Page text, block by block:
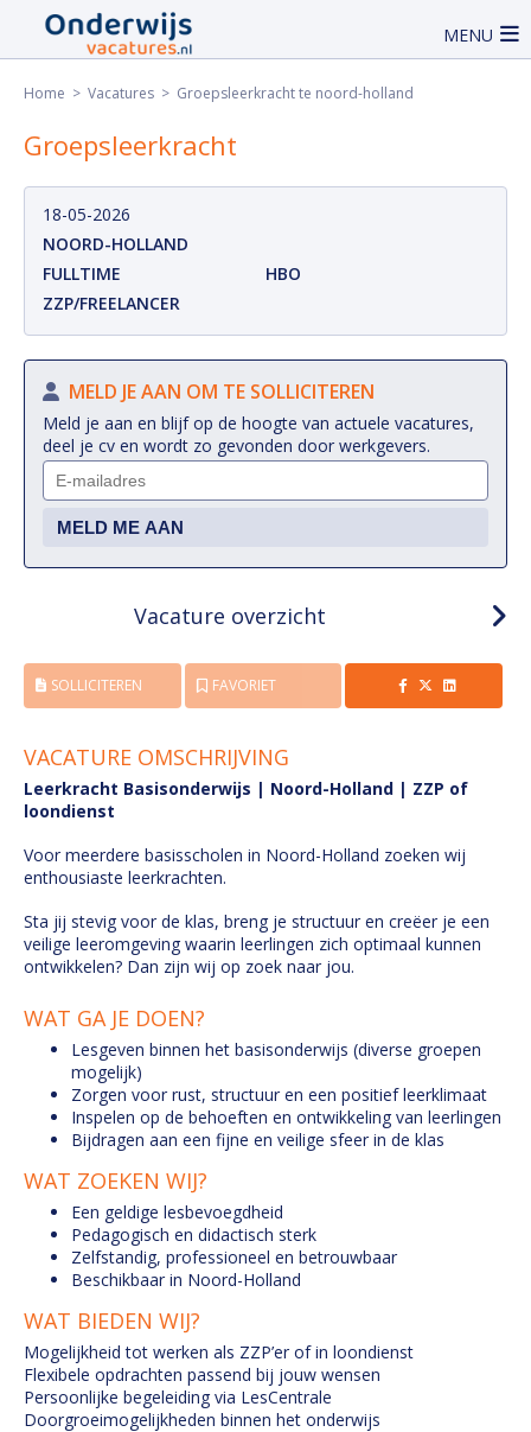
MENU
Home > Vacatures > Groepsleerkracht te noord-holland
Groepsleerkracht
18-05-2026
NOORD-HOLLAND
FULLTIME
HBO
ZZP/FREELANCER
MELD JE AAN OM TE SOLLICITEREN
Meld je aan en blijf op de hoogte van actuele vacatures,
deel je cv en wordt zo gevonden door werkgevers.
Vacature overzicht
SOLLICITEREN FAVORIET
VACATURE OMSCHRIJVING
Leerkracht Basisonderwijs | Noord-Holland | ZZP of
loondienst
Voor meerdere basisscholen in Noord-Holland zoeken wij
enthousiaste leerkrachten.
Sta jij stevig voor de klas, breng je structuur en creëer je een
veilige leeromgeving waarin leerlingen zich optimaal kunnen
ontwikkelen? Dan zijn wij op zoek naar jou.
WAT GA JE DOEN?
Lesgeven binnen het basisonderwijs (diverse groepen
mogelijk)
Zorgen voor rust, structuur en een positief leerklimaat
Inspelen op de behoeften en ontwikkeling van leerlingen
Bijdragen aan een fijne en veilige sfeer in de klas
WAT ZOEKEN WIJ?
Een geldige lesbevoegdheid
Pedagogisch en didactisch sterk
Zelfstandig, professioneel en betrouwbaar
Beschikbaar in Noord-Holland
WAT BIEDEN WIJ?
Mogelijkheid tot werken als ZZP’er of in loondienst
Flexibele opdrachten passend bij jouw wensen
Persoonlijke begeleiding via LesCentrale
Doorgroeimogelijkheden binnen het onderwijs